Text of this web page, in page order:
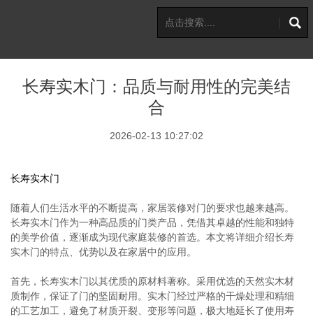
长寿实木门：品质与耐用性的完美结
合
2026-02-13 10:27:02
长寿实木门
随着人们生活水平的不断提高，家居装修对门的要求也越来越高。
长寿实木门作为一种高品质的门类产品，凭借其卓越的性能和独特
的美学价值，逐渐成为现代家庭装修的首选。本文将详细介绍长寿
实木门的特点、优势以及在家居中的应用。
首先，长寿实木门以其优质的原材料著称。采用优选的天然实木材
质制作，保证了门的坚固耐用。实木门经过严格的干燥处理和精细
的工艺加工，避免了材质开裂、变形等问题，极大地延长了使用寿